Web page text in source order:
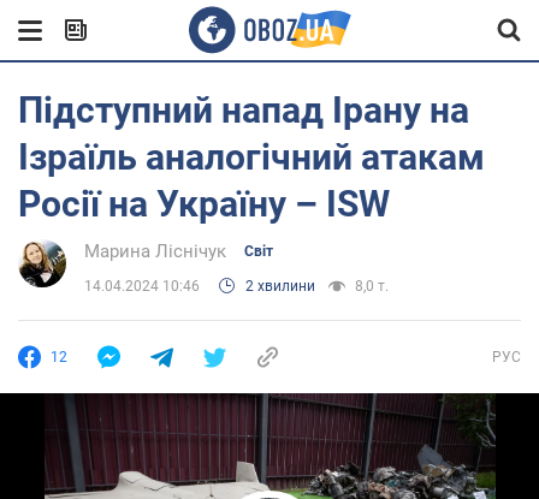
Підступний напад Ірану на
Ізраїль аналогічний атакам
Росії на Україну – ISW
Марина Ліснічук Світ
14.04.2024 10:46 2 хвилини 8,0 т.
12 РУС